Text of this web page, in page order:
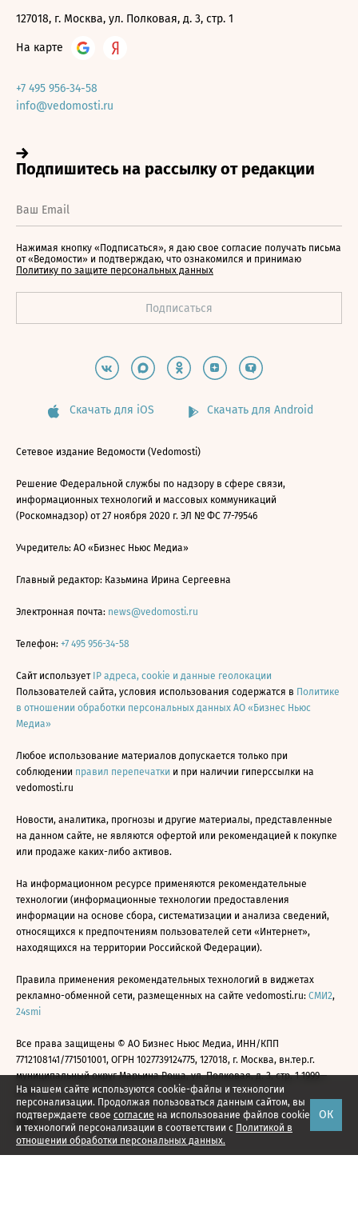
На нашем сайте используются cookie-файлы и технологии
персонализации. Продолжая пользоваться данным сайтом, вы
подтверждаете свое согласие на использование файлов cookie
и технологий персонализации в соответствии с Политикой в
отношении обработки персональных данных.
ОК
127018, г. Москва, ул. Полковая, д. 3, стр. 1
На карте
+7 495 956-34-58
info@vedomosti.ru
Нажимая кнопку «Подписаться», я даю свое согласие получать письма
от «Ведомости» и подтверждаю, что ознакомился и принимаю
Политику по защите персональных данных
Скачать для iOS Скачать для Android
Сетевое издание Ведомости (Vedomosti)
Решение Федеральной службы по надзору в сфере связи,
информационных технологий и массовых коммуникаций
(Роскомнадзор) от 27 ноября 2020 г. ЭЛ № ФС 77-79546
Учредитель: АО «Бизнес Ньюс Медиа»
Главный редактор: Казьмина Ирина Сергеевна
Электронная почта: news@vedomosti.ru
Телефон: +7 495 956-34-58
Сайт использует IP адреса, cookie и данные геолокации
Пользователей сайта, условия использования содержатся в Политике
в отношении обработки персональных данных АО «Бизнес Ньюс
Медиа»
Любое использование материалов допускается только при
соблюдении правил перепечатки и при наличии гиперссылки на
vedomosti.ru
Новости, аналитика, прогнозы и другие материалы, представленные
на данном сайте, не являются офертой или рекомендацией к покупке
или продаже каких-либо активов.
На информационном ресурсе применяются рекомендательные
технологии (информационные технологии предоставления
информации на основе сбора, систематизации и анализа сведений,
относящихся к предпочтениям пользователей сети «Интернет»,
находящихся на территории Российской Федерации).
Правила применения рекомендательных технологий в виджетах
рекламно-обменной сети, размещенных на сайте vedomosti.ru: СМИ2,
24smi
Все права защищены © АО Бизнес Ньюс Медиа, ИНН/КПП
7712108141/771501001, ОГРН 1027739124775, 127018, г. Москва, вн.тер.г.
муниципальный округ Марьина Роща, ул. Полковая, д. 3, стр. 1 1999—
2026